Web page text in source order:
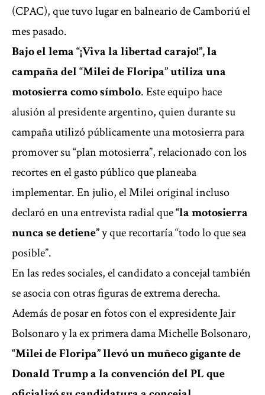
(CPAC), que tuvo lugar en balneario de Camboriú el
mes pasado.
Bajo el lema “¡Viva la libertad carajo!”, la
campaña del “Milei de Floripa” utiliza una
motosierra como símbolo. Este equipo hace
alusión al presidente argentino, quien durante su
campaña utilizó públicamente una motosierra para
promover su “plan motosierra”, relacionado con los
recortes en el gasto público que planeaba
implementar. En julio, el Milei original incluso
declaró en una entrevista radial que“la motosierra
nunca se detiene”y que recortaría “todo lo que sea
posible”.
En las redes sociales, el candidato a concejal también
se asocia con otras figuras de extrema derecha.
Además de posar en fotos con el expresidente Jair
Bolsonaro y la ex primera dama Michelle Bolsonaro,
“Milei de Floripa” llevó un muñeco gigante de
Donald Trump a la convención del PL que